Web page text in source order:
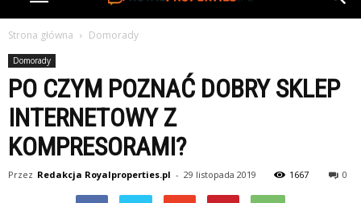
Strona główna Domorady
Domorady
PO CZYM POZNAĆ DOBRY SKLEP
INTERNETOWY Z
KOMPRESORAMI?
Przez Redakcja Royalproperties.pl - 29 listopada 2019 1667 0